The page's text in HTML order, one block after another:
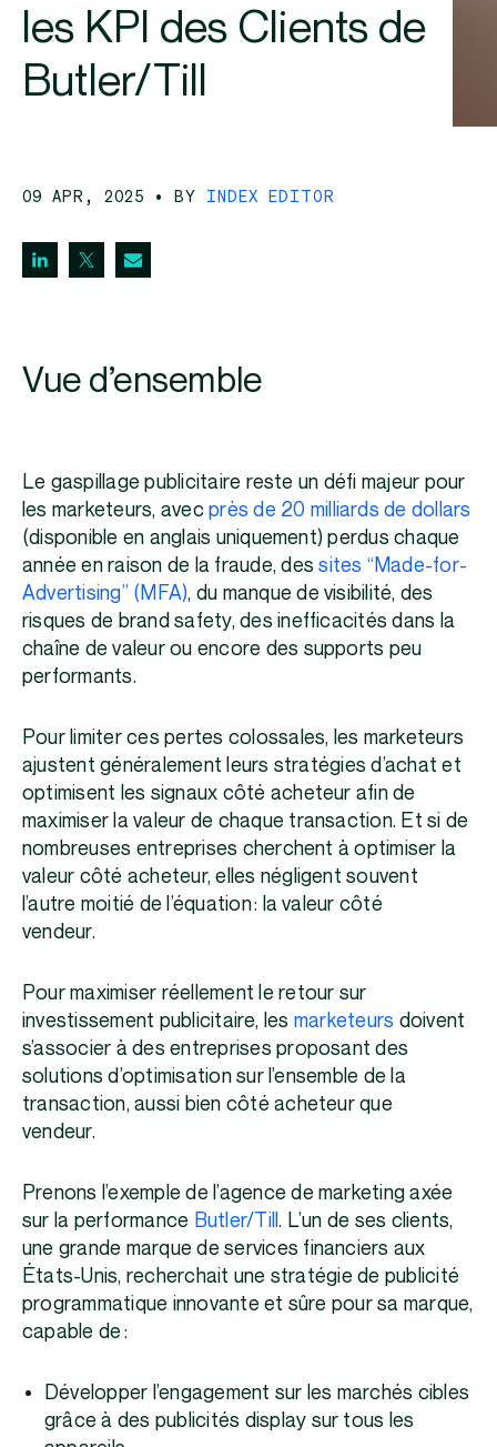
les KPI des Clients de
Butler/Till
09 APR, 2025 • BY INDEX EDITOR
Vue d’ensemble
Le gaspillage publicitaire reste un défi majeur pour
les marketeurs, avecprès de 20 milliards de dollars
(disponible en anglais uniquement) perdus chaque
année en raison de la fraude, dessites “Made-for-
Advertising” (MFA), du manque de visibilité, des
risques de brand safety, des inefficacités dans la
chaîne de valeur ou encore des supports peu
performants.
Pour limiter ces pertes colossales, les marketeurs
ajustent généralement leurs stratégies d’achat et
optimisent les signaux côté acheteur afin de
maximiser la valeur de chaque transaction. Et si de
nombreuses entreprises cherchent à optimiser la
valeur côté acheteur, elles négligent souvent
l’autre moitié de l’équation : la valeur côté
vendeur.
Pour maximiser réellement le retour sur
investissement publicitaire, les marketeurs doivent
s’associer à des entreprises proposant des
solutions d’optimisation sur l’ensemble de la
transaction, aussi bien côté acheteur que
vendeur.
Prenons l’exemple de l’agence de marketing axée
sur la performance Butler/Till. L’un de ses clients,
une grande marque de services financiers aux
États-Unis, recherchait une stratégie de publicité
programmatique innovante et sûre pour sa marque,
capable de :
Développer l’engagement sur les marchés cibles
grâce à des publicités display sur tous les